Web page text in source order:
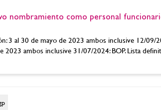
nombramiento como personal
3 al 30 de mayo de 2023 ambos inclusive 12/09/
2023 ambos inclusive 31/07/2024: BOP. Lista